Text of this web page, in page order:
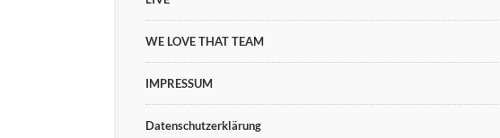
WE LOVE THAT TEAM
IMPRESSUM
Datenschutzerklärung